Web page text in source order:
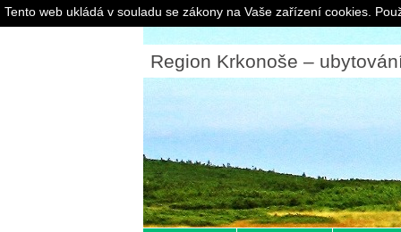
Region Krkonoše –
Tento web ukládá v souladu se zákony na Vaše zařízení cookies.